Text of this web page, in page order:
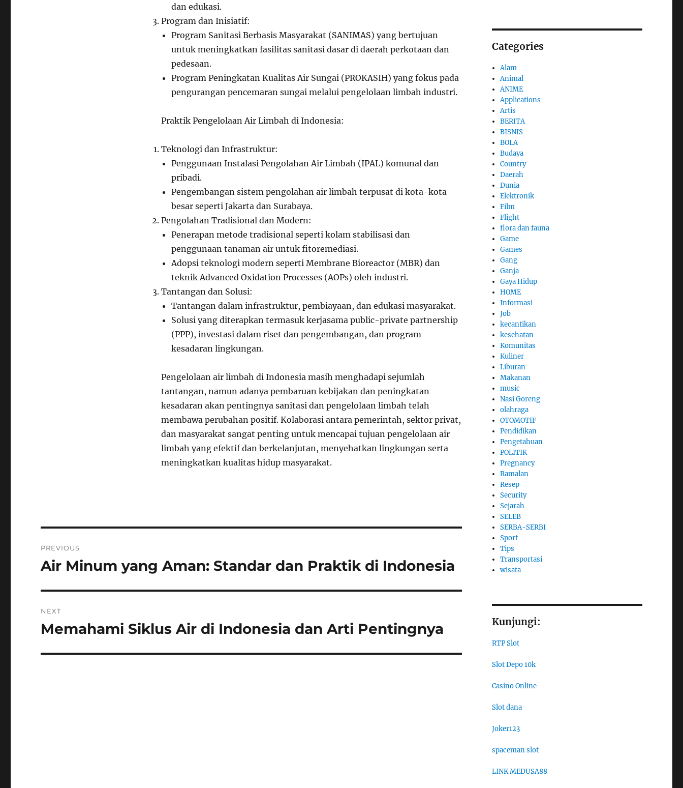
dan edukasi.
Program dan Inisiatif:
Program Sanitasi Berbasis Masyarakat (SANIMAS) yang bertujuan
untuk meningkatkan fasilitas sanitasi dasar di daerah perkotaan dan
pedesaan.
Program Peningkatan Kualitas Air Sungai (PROKASIH) yang fokus pada
pengurangan pencemaran sungai melalui pengelolaan limbah industri.
Praktik Pengelolaan Air Limbah di Indonesia:
Teknologi dan Infrastruktur:
Penggunaan Instalasi Pengolahan Air Limbah (IPAL) komunal dan
pribadi.
Pengembangan sistem pengolahan air limbah terpusat di kota-kota
besar seperti Jakarta dan Surabaya.
Pengolahan Tradisional dan Modern:
Penerapan metode tradisional seperti kolam stabilisasi dan
penggunaan tanaman air untuk fitoremediasi.
Adopsi teknologi modern seperti Membrane Bioreactor (MBR) dan
teknik Advanced Oxidation Processes (AOPs) oleh industri.
Tantangan dan Solusi:
Tantangan dalam infrastruktur, pembiayaan, dan edukasi masyarakat.
Solusi yang diterapkan termasuk kerjasama public-private partnership
(PPP), investasi dalam riset dan pengembangan, dan program
kesadaran lingkungan.
Pengelolaan air limbah di Indonesia masih menghadapi sejumlah
tantangan, namun adanya pembaruan kebijakan dan peningkatan
kesadaran akan pentingnya sanitasi dan pengelolaan limbah telah
membawa perubahan positif. Kolaborasi antara pemerintah, sektor privat,
dan masyarakat sangat penting untuk mencapai tujuan pengelolaan air
limbah yang efektif dan berkelanjutan, menyehatkan lingkungan serta
meningkatkan kualitas hidup masyarakat.
pos
PREVIOUS
Previous
Air Minum yang Aman: Standar dan Praktik di Indonesia
NEXT
Next
Memahami Siklus Air di Indonesia dan Arti Pentingnya
Categories
Alam
Animal
ANIME
Applications
Artis
BERITA
BISNIS
BOLA
Budaya
Country
Daerah
Dunia
Elektronik
Film
Flight
flora dan fauna
Game
Games
Gang
Ganja
Gaya Hidup
HOME
Informasi
Job
kecantikan
kesehatan
Komunitas
Kuliner
Liburan
Makanan
music
Nasi Goreng
olahraga
OTOMOTIF
Pendidikan
Pengetahuan
POLITIK
Pregnancy
Ramalan
Resep
Security
Sejarah
SELEB
SERBA-SERBI
Sport
Tips
Transportasi
wisata
Kunjungi:
RTP Slot
Slot Depo 10k
Casino Online
Slot dana
Joker123
spaceman slot
LINK MEDUSA88